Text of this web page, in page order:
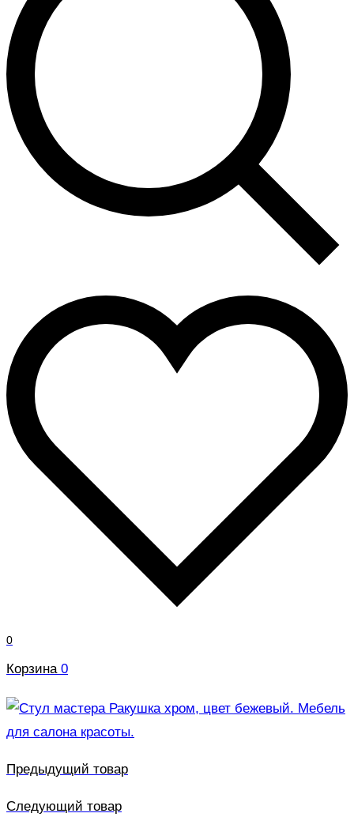
0
Корзина 0
Предыдущий товар
Следующий товар